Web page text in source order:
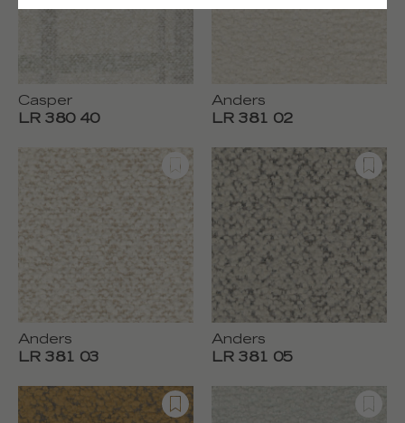
Casper
LR 380 40
Anders
LR 381 02
Anders
LR 381 03
Anders
LR 381 05